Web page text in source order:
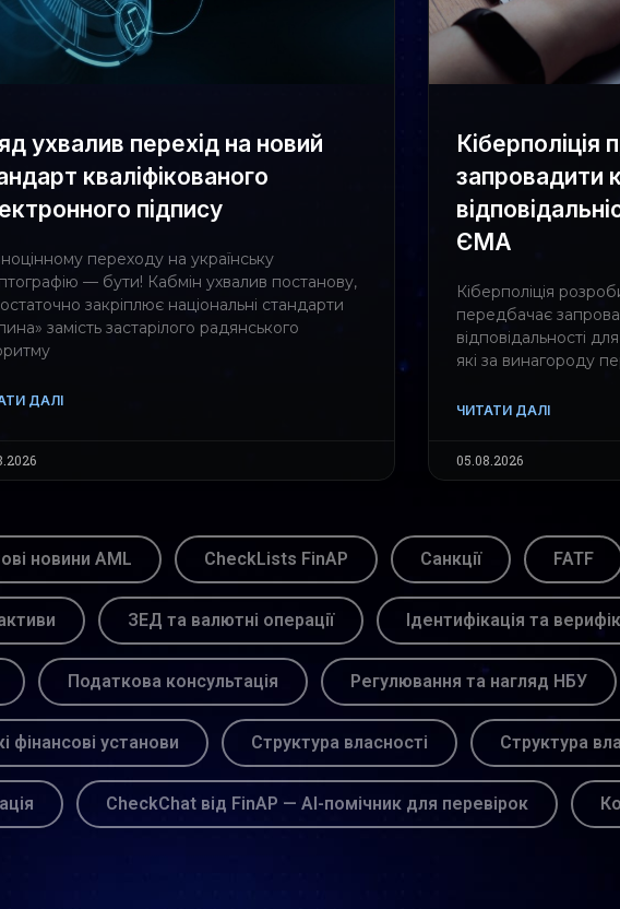
ухвалив перехід на новий
кваліфікованого
підпису
переходу на українську
— бути! Кабмін ухвалив постанову,
закріплює національні стандарти
замість застарілого радянського
ДАЛІ
Кіберполіція
запровадити
ЄМА
Кіберполіція
передбачає
відповідальності
які за винагороду
ЧИТАТИ ДАЛІ
05.08.2026
новини AML CheckLists FinAP Санкції FATF
ЗЕД та валютні операції Ідентифікація та
Податкова консультація Регулювання та нагляд НБУ
фінансові установи Структура власності Структура
CheckChat від FinAP — AI-помічник для перевірок